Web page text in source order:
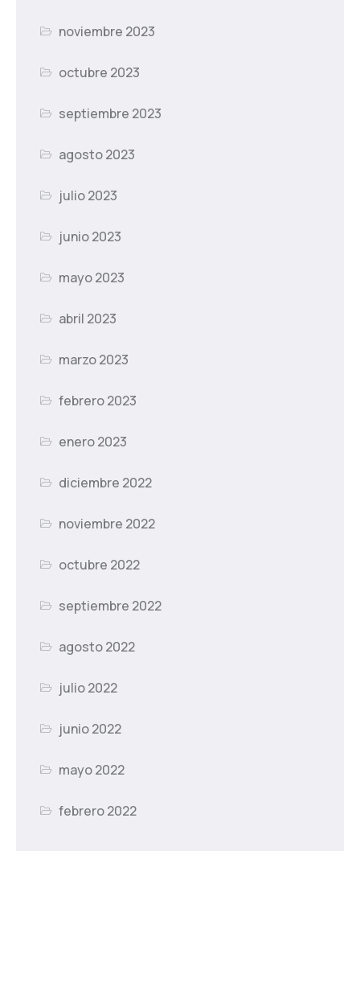
noviembre 2023
octubre 2023
septiembre 2023
agosto 2023
julio 2023
junio 2023
mayo 2023
abril 2023
marzo 2023
febrero 2023
enero 2023
diciembre 2022
noviembre 2022
octubre 2022
septiembre 2022
agosto 2022
julio 2022
junio 2022
mayo 2022
febrero 2022